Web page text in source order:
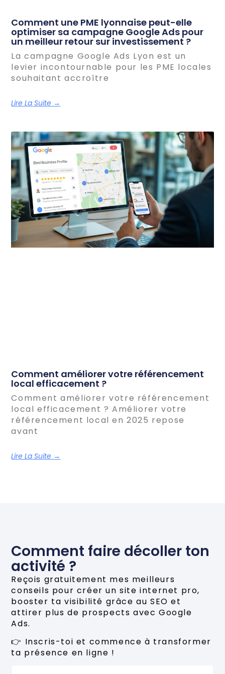
Comment une PME lyonnaise peut-elle
optimiser sa campagne Google Ads pour
un meilleur retour sur investissement ?
La campagne Google Ads Lyon est un
levier incontournable pour les PME locales
souhaitant accroître
Lire La Suite →
Comment améliorer votre référencement
local efficacement ?
Comment améliorer votre référencement
local efficacement ? Améliorer votre
référencement local en 2025 repose
avant
Lire La Suite →
Comment faire décoller ton
activité ?
Reçois gratuitement mes meilleurs
conseils pour créer un site internet pro,
booster ta visibilité grâce au SEO et
attirer plus de prospects avec Google
Ads.
👉 Inscris-toi et commence à transformer
ta présence en ligne !